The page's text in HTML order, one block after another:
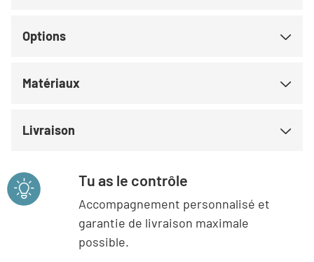
Options
Matériaux
Livraison
Tu as le contrôle
Accompagnement personnalisé et
garantie de livraison maximale
possible.